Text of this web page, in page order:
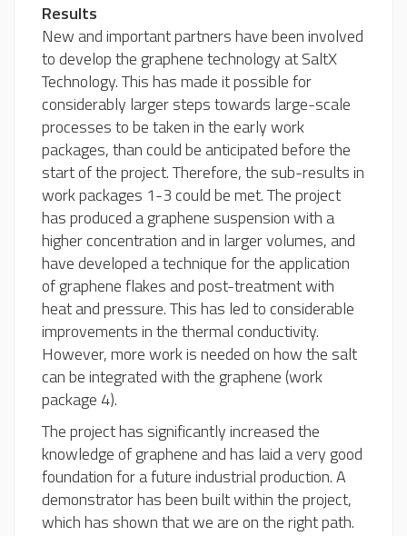
Results
New and important partners have been involved
to develop the graphene technology at SaltX
Technology. This has made it possible for
considerably larger steps towards large-scale
processes to be taken in the early work
packages, than could be anticipated before the
start of the project. Therefore, the sub-results in
work packages 1-3 could be met. The project
has produced a graphene suspension with a
higher concentration and in larger volumes, and
have developed a technique for the application
of graphene flakes and post-treatment with
heat and pressure. This has led to considerable
improvements in the thermal conductivity.
However, more work is needed on how the salt
can be integrated with the graphene (work
package 4).
The project has significantly increased the
knowledge of graphene and has laid a very good
foundation for a future industrial production. A
demonstrator has been built within the project,
which has shown that we are on the right path.